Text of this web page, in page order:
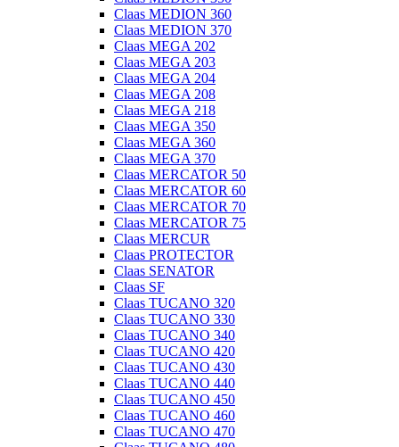
Claas MEDION 360
Claas MEDION 370
Claas MEGA 202
Claas MEGA 203
Claas MEGA 204
Claas MEGA 208
Claas MEGA 218
Claas MEGA 350
Claas MEGA 360
Claas MEGA 370
Claas MERCATOR 50
Claas MERCATOR 60
Claas MERCATOR 70
Claas MERCATOR 75
Claas MERCUR
Claas PROTECTOR
Claas SENATOR
Claas SF
Claas TUCANO 320
Claas TUCANO 330
Claas TUCANO 340
Claas TUCANO 420
Claas TUCANO 430
Claas TUCANO 440
Claas TUCANO 450
Claas TUCANO 460
Claas TUCANO 470